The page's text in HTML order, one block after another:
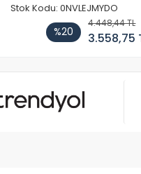
Stok Kodu: 0NVLEJMYDO
%20
4.448,44 TL
3.558,75